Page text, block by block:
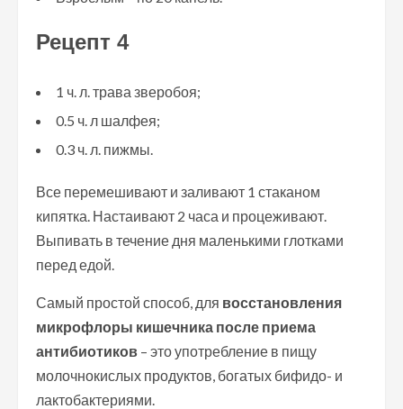
Рецепт 4
1 ч. л. трава зверобоя;
0.5 ч. л шалфея;
0.3 ч. л. пижмы.
Все перемешивают и заливают 1 стаканом
кипятка. Настаивают 2 часа и процеживают.
Выпивать в течение дня маленькими глотками
перед едой.
Самый простой способ, для восстановления
микрофлоры кишечника после приема
антибиотиков – это употребление в пищу
молочнокислых продуктов, богатых бифидо- и
лактобактериями.